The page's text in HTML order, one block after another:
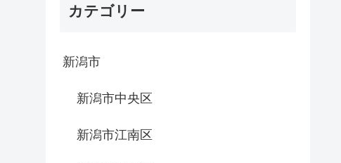
カテゴリー
新潟市
新潟市中央区
新潟市江南区